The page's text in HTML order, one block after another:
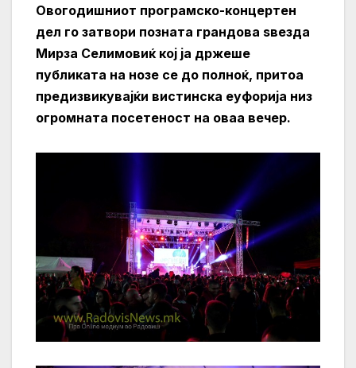
Овогодишниот програмско-концертен
дел го затвори позната грандова ѕвезда
Мирза Селимовиќ кој ја држеше
публиката на нозе се до полноќ, притоа
предизвикувајќи вистинска еуфорија низ
огромната посетеност на оваа вечер.